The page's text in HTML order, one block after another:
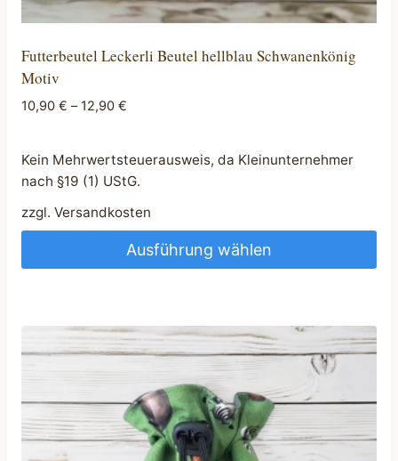
Futterbeutel Leckerli Beutel hellblau Schwanenkönig
Motiv
10,90 € –12,90 €
Kein Mehrwertsteuerausweis, da Kleinunternehmer
nach §19 (1) UStG.
zzgl. Versandkosten
Ausführung wählen
weist
mehrere
Varianten
auf.
Die
Optionen